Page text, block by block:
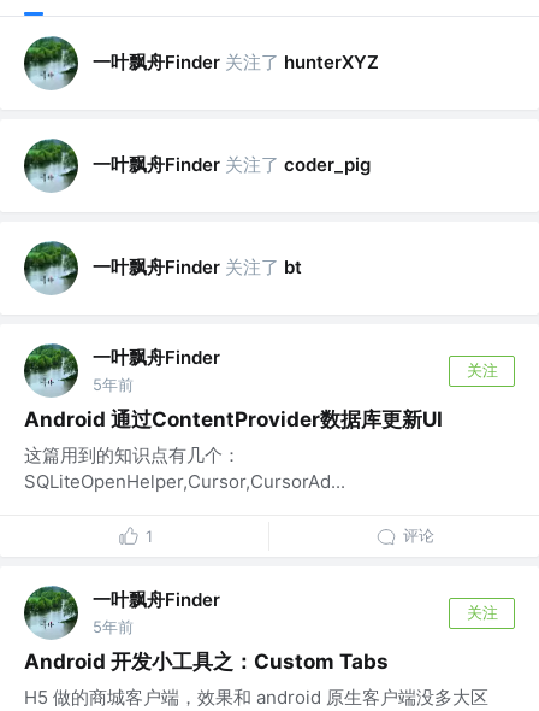
一叶飘舟Finder 关注了 hunterXYZ
一叶飘舟Finder 关注了 coder_pig
一叶飘舟Finder 关注了 bt
一叶飘舟Finder
5年前
关注
Android 通过ContentProvider数据库更新UI
这篇用到的知识点有几个：
SQLiteOpenHelper,Cursor,CursorAd...
1 评论
一叶飘舟Finder
5年前
关注
Android 开发小工具之：Custom Tabs
H5 做的商城客户端，效果和 android 原生客户端没多大区